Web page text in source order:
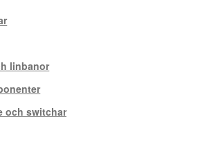
linbanor
och switchar